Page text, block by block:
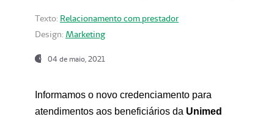
Texto: Relacionamento com prestador
Design: Marketing
04 de maio, 2021
Informamos o novo credenciamento para
atendimentos aos beneficiários da Unimed